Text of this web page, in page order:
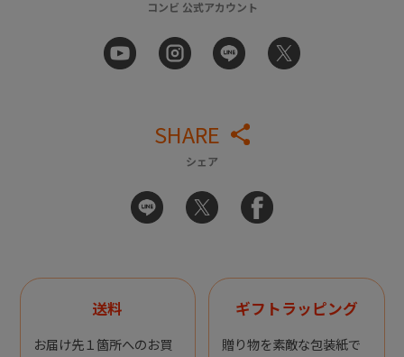
コンビ 公式アカウント
SHARE
シェア
送料
お届け先１箇所へのお買
ギフトラッピング
贈り物を素敵な包装紙で